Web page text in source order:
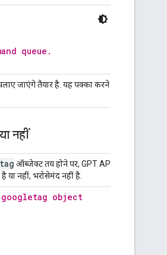
queue.
जाएंगे तैयार है. यह पक्का करने का
नहीं
ऑब्जेक्ट तय होने पर, GPT API उपलब्ध न हो.
नहीं, भरोसेमंद नहीं है.
object